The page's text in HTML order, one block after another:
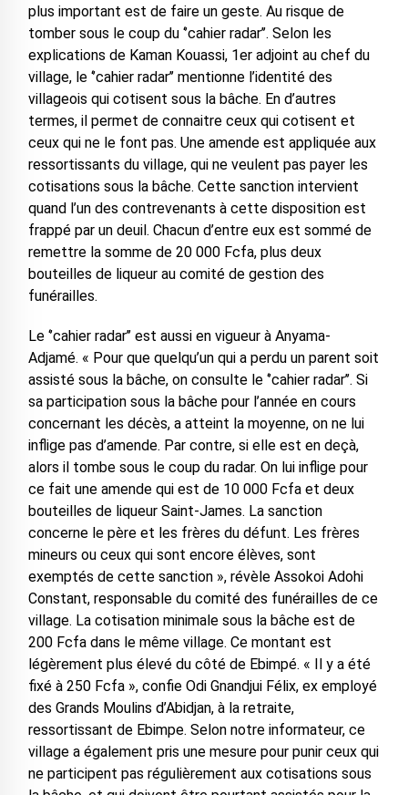
plus important est de faire un geste. Au risque de
tomber sous le coup du ‘’cahier radar’’. Selon les
explications de Kaman Kouassi, 1er adjoint au chef du
village, le ‘’cahier radar’’ mentionne l’identité des
villageois qui cotisent sous la bâche. En d’autres
termes, il permet de connaitre ceux qui cotisent et
ceux qui ne le font pas. Une amende est appliquée aux
ressortissants du village, qui ne veulent pas payer les
cotisations sous la bâche. Cette sanction intervient
quand l’un des contrevenants à cette disposition est
frappé par un deuil. Chacun d’entre eux est sommé de
remettre la somme de 20 000 Fcfa, plus deux
bouteilles de liqueur au comité de gestion des
funérailles.
Le ‘’cahier radar’’ est aussi en vigueur à Anyama-
Adjamé. « Pour que quelqu’un qui a perdu un parent soit
assisté sous la bâche, on consulte le ‘’cahier radar’’. Si
sa participation sous la bâche pour l’année en cours
concernant les décès, a atteint la moyenne, on ne lui
inflige pas d’amende. Par contre, si elle est en deçà,
alors il tombe sous le coup du radar. On lui inflige pour
ce fait une amende qui est de 10 000 Fcfa et deux
bouteilles de liqueur Saint-James. La sanction
concerne le père et les frères du défunt. Les frères
mineurs ou ceux qui sont encore élèves, sont
exemptés de cette sanction », révèle Assokoi Adohi
Constant, responsable du comité des funérailles de ce
village. La cotisation minimale sous la bâche est de
200 Fcfa dans le même village. Ce montant est
légèrement plus élevé du côté de Ebimpé. « Il y a été
fixé à 250 Fcfa », confie Odi Gnandjui Félix, ex employé
des Grands Moulins d’Abidjan, à la retraite,
ressortissant de Ebimpe. Selon notre informateur, ce
village a également pris une mesure pour punir ceux qui
ne participent pas régulièrement aux cotisations sous